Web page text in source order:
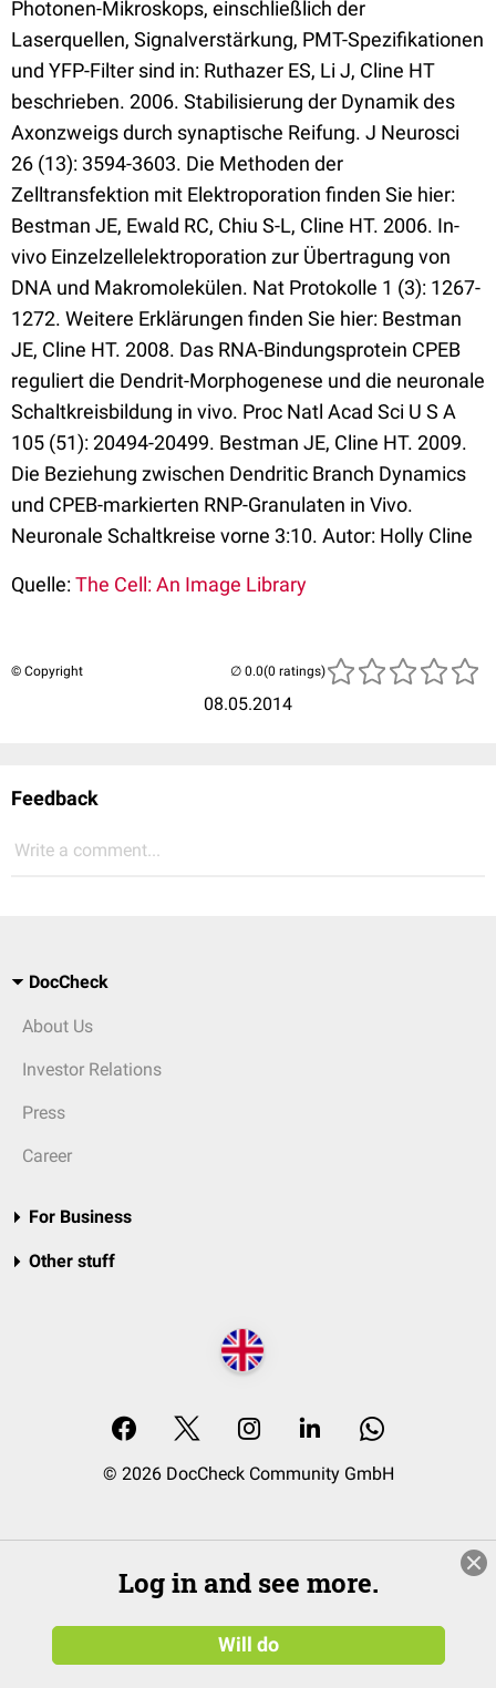
Photonen-Mikroskops, einschließlich der
Laserquellen, Signalverstärkung, PMT-Spezifikationen
und YFP-Filter sind in: Ruthazer ES, Li J, Cline HT
beschrieben. 2006. Stabilisierung der Dynamik des
Axonzweigs durch synaptische Reifung. J Neurosci
26 (13): 3594-3603. Die Methoden der
Zelltransfektion mit Elektroporation finden Sie hier:
Bestman JE, Ewald RC, Chiu S-L, Cline HT. 2006. In-
vivo Einzelzellelektroporation zur Übertragung von
DNA und Makromolekülen. Nat Protokolle 1 (3): 1267-
1272. Weitere Erklärungen finden Sie hier: Bestman
JE, Cline HT. 2008. Das RNA-Bindungsprotein CPEB
reguliert die Dendrit-Morphogenese und die neuronale
Schaltkreisbildung in vivo. Proc Natl Acad Sci U S A
105 (51): 20494-20499. Bestman JE, Cline HT. 2009.
Die Beziehung zwischen Dendritic Branch Dynamics
und CPEB-markierten RNP-Granulaten in Vivo.
Neuronale Schaltkreise vorne 3:10. Autor: Holly Cline
Quelle:The Cell: An Image Library
© Copyright
08.05.2014
(0 ratings)
Feedback
Write a comment...
DocCheck
About Us
Investor Relations
Press
Career
For Business
Other stuff
© 2026 DocCheck Community GmbH
Log in and see more.
Will do